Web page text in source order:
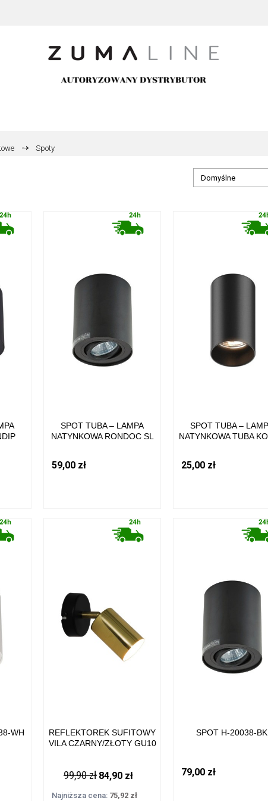
Spoty
SPOT TUBA – LAMPA
NATYNKOWA RONDOC SL
59,00 zł
SPOT TUBA –
NATYNKOWA TUBA
25,00 zł
WH
REFLEKTOREK SUFITOWY
VILA CZARNY/ZŁOTY GU10
99,90 zł 84,90 zł
Najniższa cena: 75,92 zł
SPOT H-20038-BK
79,00 zł